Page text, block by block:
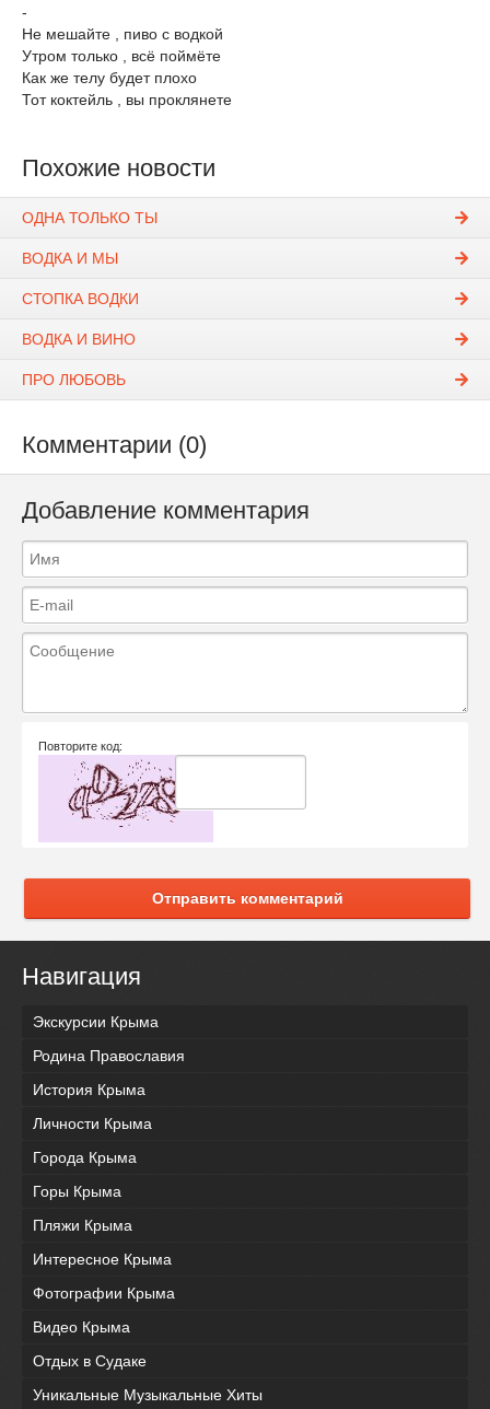
-
Не мешайте , пиво с водкой
Утром только , всё поймёте
Как же телу будет плохо
Тот коктейль , вы проклянете
Похожие новости
ОДНА ТОЛЬКО ТЫ
ВОДКА И МЫ
СТОПКА ВОДКИ
ВОДКА И ВИНО
ПРО ЛЮБОВЬ
Комментарии (0)
Добавление комментария
Повторите код:
Отправить комментарий
Навигация
Экскурсии Крыма
Родина Православия
История Крыма
Личности Крыма
Города Крыма
Горы Крыма
Пляжи Крыма
Интересное Крыма
Фотографии Крыма
Видео Крыма
Отдых в Судаке
Уникальные Музыкальные Хиты